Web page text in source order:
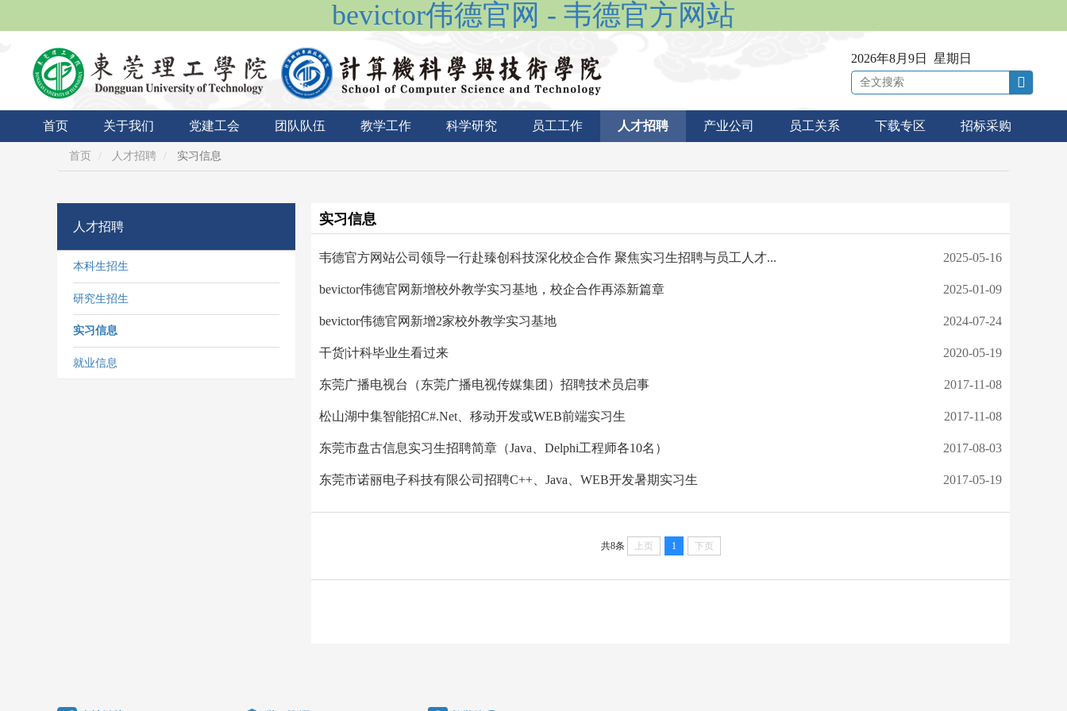
bevictor伟德官网 - 韦德官方网站
2026年8月9日 星期日
首页 关于我们 党建工会 团队队伍 教学工作 科学研究 员工工作 人才招聘 产业公司 员工关系 下载专区 招标采购
首页 人才招聘 实习信息
人才招聘
本科生招生
研究生招生
实习信息
就业信息
实习信息
韦德官方网站​公司领导一行赴臻创科技深化校企合作 聚焦实习生招聘与员工人才... 2025-05-16
​bevictor伟德官网新增校外教学实习基地，校企合作再添新篇章 2025-01-09
​bevictor伟德官网新增2家校外教学实习基地 2024-07-24
干货|计科毕业生看过来 2020-05-19
东莞广播电视台（东莞广播电视传媒集团）招聘技术员启事 2017-11-08
松山湖中集智能招C#.Net、移动开发或WEB前端实习生 2017-11-08
东莞市盘古信息实习生招聘简章（Java、Delphi工程师各10名） 2017-08-03
东莞市诺丽电子科技有限公司招聘C++、Java、WEB开发暑期实习生 2017-05-19
共8条 上页 1 下页